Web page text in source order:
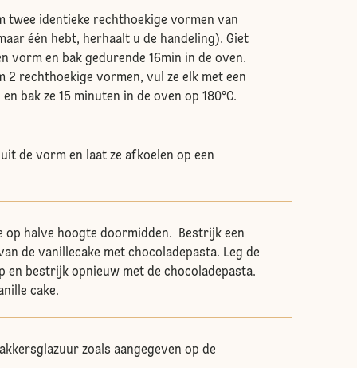
twee identieke rechthoekige vormen van
één hebt, herhaalt u de handeling). Giet
vorm en bak gedurende 16min in de oven.
2 rechthoekige vormen, vul ze elk met een
bak ze 15 minuten in de oven op 180°C.
de vorm en laat ze afkoelen op een
op halve hoogte doormidden. Bestrijk een
de vanillecake met chocoladepasta. Leg de
en bestrijk opnieuw met de chocoladepasta.
cake.
zoals aangegeven op de